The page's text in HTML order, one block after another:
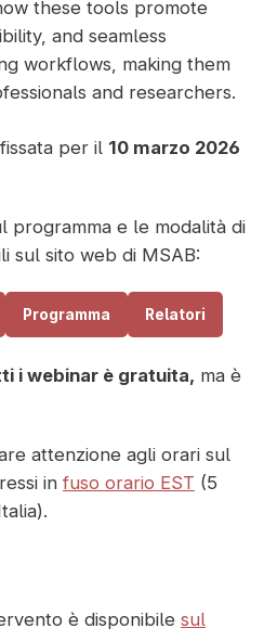
these tools promote
and seamless
workflows, making them
and researchers.
per il 10 marzo 2026
programma e le modalità di
sul sito web di MSAB:
Programma Relatori
i webinar è gratuita, ma è
attenzione agli orari sul
in fuso orario EST (5
è disponibile sul